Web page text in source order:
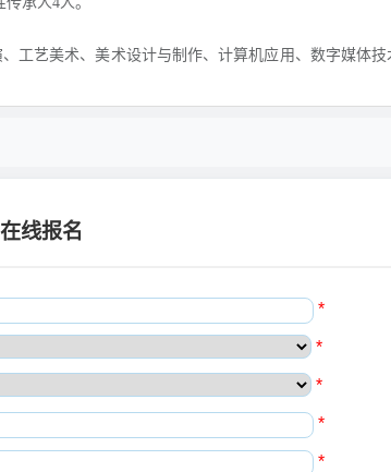
工艺美术、美术设计与制作、计算机应用、数字媒体
在线报名
*
*
*
*
*